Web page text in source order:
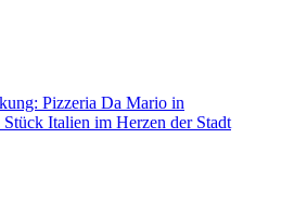
Pizzeria Da Mario in
Italien im Herzen der Stadt